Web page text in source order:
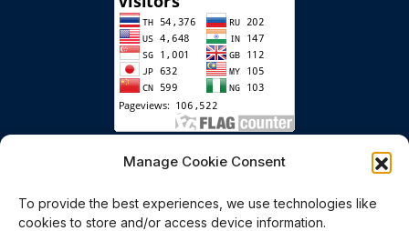
Manage Cookie Consent
To provide the best experiences, we use technologies like
cookies to store and/or access device information.